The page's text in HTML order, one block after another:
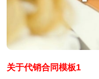
关于代销合同模板1